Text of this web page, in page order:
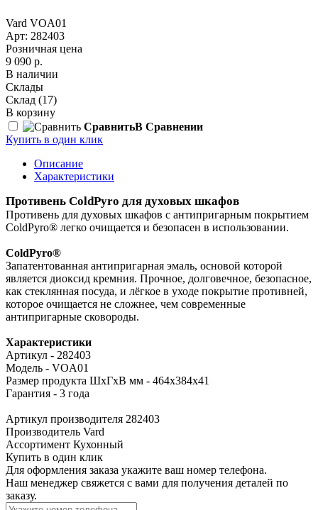
Vard VOA01
Арт: 282403
Розничная цена
9 090 р.
В наличии
Склады
Склад (17)
В корзину
СравнитьВ Сравнении
Купить в один клик
Описание
Характеристики
Противень ColdPyro для духовых шкафов
Противень для духовых шкафов с антипригарным покрытием
ColdPyro® легко очищается и безопасен в использовании.
ColdPyro®
Запатентованная антипригарная эмаль, основой которой
является диоксид кремния. Прочное, долговечное, безопасное,
как стеклянная посуда, и лёгкое в уходе покрытие противней,
которое очищается не сложнее, чем современные
антипригарные сковороды.
Характеристики
Артикул - 282403
Модель - VOA01
Размер продукта ШхГхВ мм - 464x384x41
Гарантия - 3 года
Артикул производителя 282403
Производитель Vard
Ассортимент Кухонный
Купить в один клик
Для оформления заказа укажите ваш номер телефона.
Наш менеджер свяжется с вами для получения деталей по
заказу.